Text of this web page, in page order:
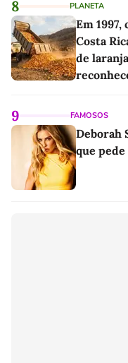
8 PLANETA
Em
Costa
de
9 FAMOSOS
Deborah
que pede